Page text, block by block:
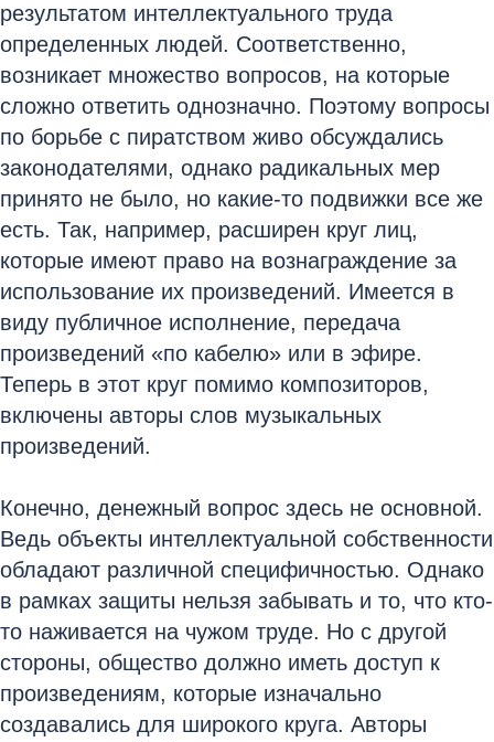
результатом интеллектуального труда
определенных людей. Соответственно,
возникает множество вопросов, на которые
сложно ответить однозначно. Поэтому вопросы
по борьбе с пиратством живо обсуждались
законодателями, однако радикальных мер
принято не было, но какие-то подвижки все же
есть. Так, например, расширен круг лиц,
которые имеют право на вознаграждение за
использование их произведений. Имеется в
виду публичное исполнение, передача
произведений «по кабелю» или в эфире.
Теперь в этот круг помимо композиторов,
включены авторы слов музыкальных
произведений.
Конечно, денежный вопрос здесь не основной.
Ведь объекты интеллектуальной собственности
обладают различной специфичностью. Однако
в рамках защиты нельзя забывать и то, что кто-
то наживается на чужом труде. Но с другой
стороны, общество должно иметь доступ к
произведениям, которые изначально
создавались для широкого круга. Авторы